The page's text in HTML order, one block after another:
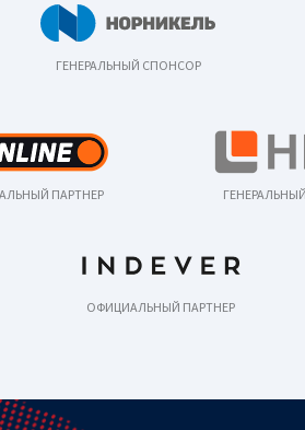
ГЕНЕРАЛЬНЫЙ СПОНСОР
ПАРТНЕР
ОФИЦИАЛЬНЫЙ ПАРТНЕР